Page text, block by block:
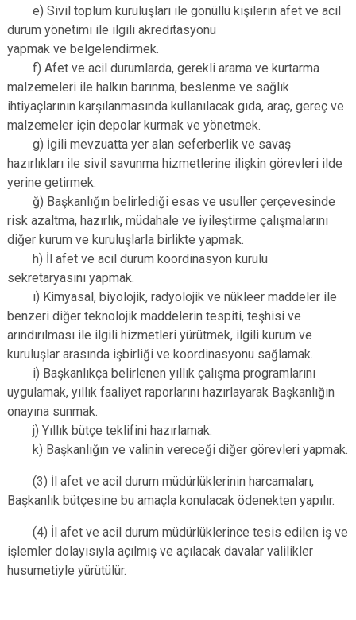
e) Sivil toplum kuruluşları ile gönüllü kişilerin afet ve acil
durum yönetimi ile ilgili akreditasyonu
yapmak ve belgelendirmek.
f) Afet ve acil durumlarda, gerekli arama ve kurtarma
malzemeleri ile halkın barınma, beslenme ve sağlık
ihtiyaçlarının karşılanmasında kullanılacak gıda, araç, gereç ve
malzemeler için depolar kurmak ve yönetmek.
g) İgili mevzuatta yer alan seferberlik ve savaş
hazırlıkları ile sivil savunma hizmetlerine ilişkin görevleri ilde
yerine getirmek.
ğ) Başkanlığın belirlediği esas ve usuller çerçevesinde
risk azaltma, hazırlık, müdahale ve iyileştirme çalışmalarını
diğer kurum ve kuruluşlarla birlikte yapmak.
h) İl afet ve acil durum koordinasyon kurulu
sekretaryasını yapmak.
ı) Kimyasal, biyolojik, radyolojik ve nükleer maddeler ile
benzeri diğer teknolojik maddelerin tespiti, teşhisi ve
arındırılması ile ilgili hizmetleri yürütmek, ilgili kurum ve
kuruluşlar arasında işbirliği ve koordinasyonu sağlamak.
i) Başkanlıkça belirlenen yıllık çalışma programlarını
uygulamak, yıllık faaliyet raporlarını hazırlayarak Başkanlığın
onayına sunmak.
j) Yıllık bütçe teklifini hazırlamak.
k) Başkanlığın ve valinin vereceği diğer görevleri yapmak.
(3) İl afet ve acil durum müdürlüklerinin harcamaları,
Başkanlık bütçesine bu amaçla konulacak ödenekten yapılır.
(4) İl afet ve acil durum müdürlüklerince tesis edilen iş ve
işlemler dolayısıyla açılmış ve açılacak davalar valilikler
husumetiyle yürütülür.